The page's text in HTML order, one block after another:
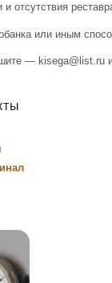
и отсутствия
или иным
— kisega@list.ru